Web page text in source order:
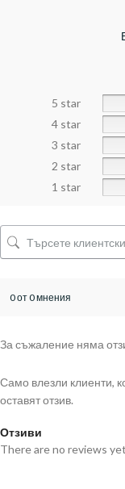
5 star
4 star
3 star
2 star
1 star
0 от 0 мнения
За съжаление няма
Отзиви
There are no reviews yet
Само влезли клиенти,
оставят отзив.